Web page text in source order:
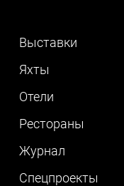
Выставки
Яхты
Отели
Рестораны
Журнал
Cпецпроекты